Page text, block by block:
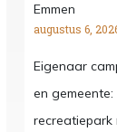
Emmen
augustus 6,
Eigenaar
en
recreatiepark